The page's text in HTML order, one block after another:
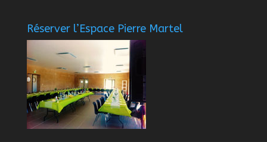
Réserver l’Espace Pierre Martel